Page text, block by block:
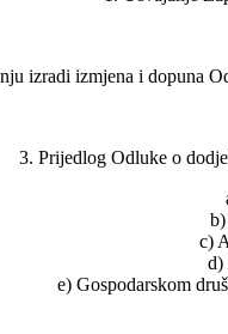
izradi izmjena i dopuna
3. Prijedlog Odluke o
c)
d)
e) Gospodarskom